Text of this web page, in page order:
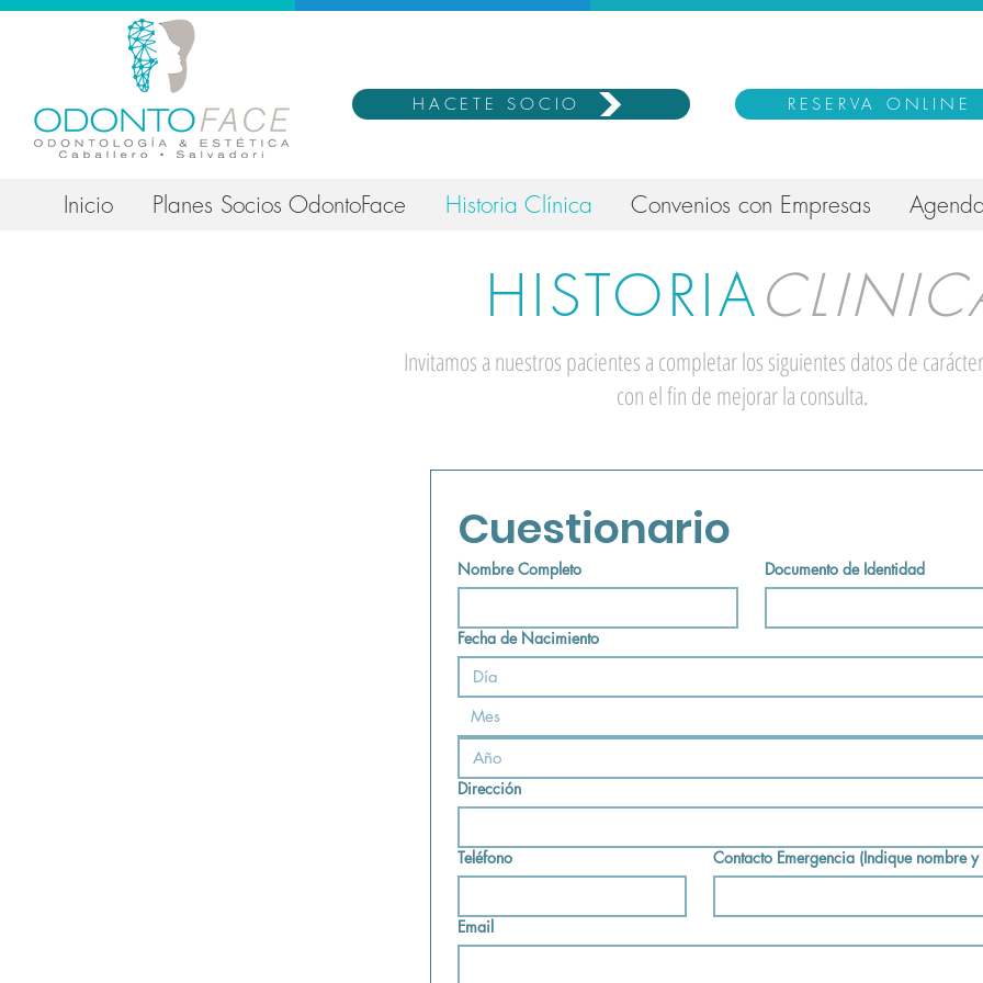
HACETE SOCIO RESERVA ONLINE
Inicio Planes Socios OdontoFace Historia Clínica Convenios con Empresas
HISTORIA
Invitamos a nuestros pacientes a completar los siguientes datos de
con el fin de mejorar la consulta.
Cuestionario
Nombre Completo Documento de Identidad
Fecha de Nacimiento
Mes
Dirección
Teléfono Contacto Emergencia (Indique nombre y
Email